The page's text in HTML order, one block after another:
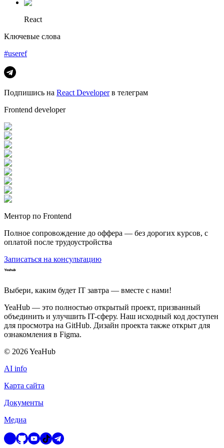
React
Ключевые слова
#useref
Подпишись на React Developerв телеграм
Frontend developer
Ментор по Frontend
Полное сопровождение до оффера — без дорогих курсов, с
оплатой после трудоустройства
Записаться на консультацию
Выбери, каким будет IT завтра — вместе c нами!
YeaHub — это полностью открытый проект, призванный
объединить и улучшить IT-сферу. Наш исходный код доступен
для просмотра на GitHub. Дизайн проекта также открыт для
ознакомления в Figma.
© 2026YeaHub
AI info
Карта сайта
Документы
Медиа